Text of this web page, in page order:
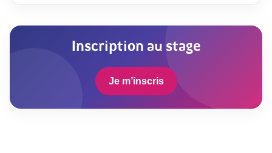
Inscription au stage
Je m’inscris